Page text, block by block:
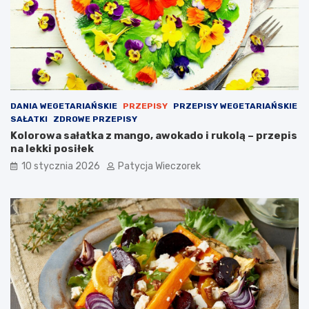
DANIA WEGETARIAŃSKIE PRZEPISY
PRZEPISY WEGETARIAŃSKIE
SAŁATKI
ZDROWE PRZEPISY
Kolorowa sałatka z mango, awokado i rukolą – przepis
na lekki posiłek
10 stycznia 2026 Patycja Wieczorek